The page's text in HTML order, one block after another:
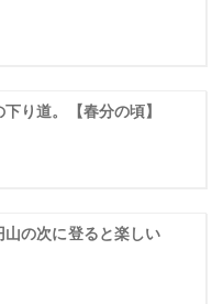
り道。【春分の頃】
山の次に登ると楽しい